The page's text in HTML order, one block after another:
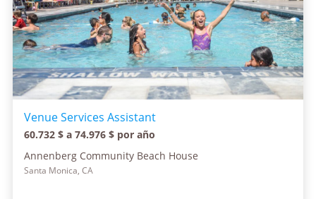
Venue Services Assistant
60.732 $ a 74.976 $ por año
Annenberg Community Beach House
Santa Monica, CA